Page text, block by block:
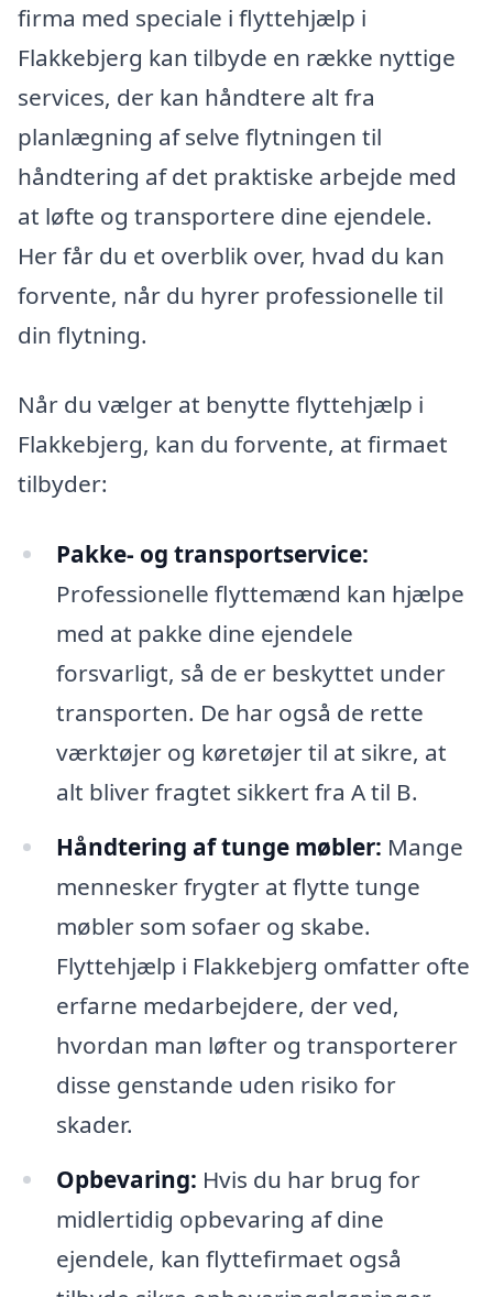
firma med speciale i flyttehjælp i
Flakkebjerg kan tilbyde en række nyttige
services, der kan håndtere alt fra
planlægning af selve flytningen til
håndtering af det praktiske arbejde med
at løfte og transportere dine ejendele.
Her får du et overblik over, hvad du kan
forvente, når du hyrer professionelle til
din flytning.
Når du vælger at benytte flyttehjælp i
Flakkebjerg, kan du forvente, at firmaet
tilbyder:
Pakke- og transportservice:
Professionelle flyttemænd kan hjælpe
med at pakke dine ejendele
forsvarligt, så de er beskyttet under
transporten. De har også de rette
værktøjer og køretøjer til at sikre, at
alt bliver fragtet sikkert fra A til B.
Håndtering af tunge møbler: Mange
mennesker frygter at flytte tunge
møbler som sofaer og skabe.
Flyttehjælp i Flakkebjerg omfatter ofte
erfarne medarbejdere, der ved,
hvordan man løfter og transporterer
disse genstande uden risiko for
skader.
Opbevaring: Hvis du har brug for
midlertidig opbevaring af dine
ejendele, kan flyttefirmaet også